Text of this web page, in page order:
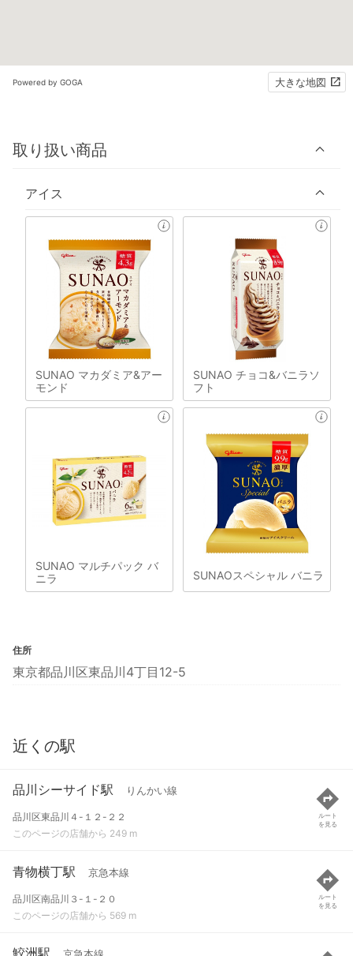
Powered by GOGA 大きな地図
取り扱い商品
アイス
SUNAO マカダミア&アー
モンド
SUNAO チョコ&バニラソ
フト
SUNAO マルチパック バ
ニラ
SUNAOスペシャル バニラ
住所
東京都品川区東品川4丁目12-5
近くの駅
品川シーサイド駅 りんかい線
品川区東品川４-１２-２２
このページの店舗から 249 m
ルート
を見る
青物横丁駅 京急本線
品川区南品川３-１-２０
このページの店舗から 569 m
ルート
を見る
鮫洲駅